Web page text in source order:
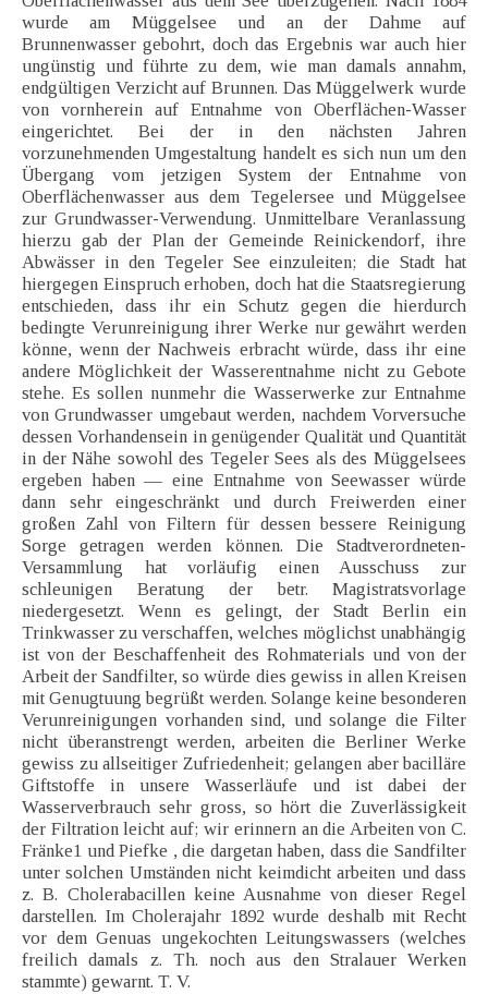
wurde am Müggelsee und an der Dahme auf
Brunnenwasser gebohrt, doch das Ergebnis war auch hier
ungünstig und führte zu dem, wie man damals annahm,
endgültigen Verzicht auf Brunnen. Das Müggelwerk wurde
von vornherein auf Entnahme von Oberflächen-Wasser
eingerichtet. Bei der in den nächsten Jahren
vorzunehmenden Umgestaltung handelt es sich nun um den
Übergang vom jetzigen System der Entnahme von
Oberflächenwasser aus dem Tegelersee und Müggelsee
zur Grundwasser-Verwendung. Unmittelbare Veranlassung
hierzu gab der Plan der Gemeinde Reinickendorf, ihre
Abwässer in den Tegeler See einzuleiten; die Stadt hat
hiergegen Einspruch erhoben, doch hat die Staatsregierung
entschieden, dass ihr ein Schutz gegen die hierdurch
bedingte Verunreinigung ihrer Werke nur gewährt werden
könne, wenn der Nachweis erbracht würde, dass ihr eine
andere Möglichkeit der Wasserentnahme nicht zu Gebote
stehe. Es sollen nunmehr die Wasserwerke zur Entnahme
von Grundwasser umgebaut werden, nachdem Vorversuche
dessen Vorhandensein in genügender Qualität und Quantität
in der Nähe sowohl des Tegeler Sees als des Müggelsees
ergeben haben — eine Entnahme von Seewasser würde
dann sehr eingeschränkt und durch Freiwerden einer
großen Zahl von Filtern für dessen bessere Reinigung
Sorge getragen werden können. Die Stadtverordneten-
Versammlung hat vorläufig einen Ausschuss zur
schleunigen Beratung der betr. Magistratsvorlage
niedergesetzt. Wenn es gelingt, der Stadt Berlin ein
Trinkwasser zu verschaffen, welches möglichst unabhängig
ist von der Beschaffenheit des Rohmaterials und von der
Arbeit der Sandfilter, so würde dies gewiss in allen Kreisen
mit Genugtuung begrüßt werden. Solange keine besonderen
Verunreinigungen vorhanden sind, und solange die Filter
nicht überanstrengt werden, arbeiten die Berliner Werke
gewiss zu allseitiger Zufriedenheit; gelangen aber bacilläre
Giftstoffe in unsere Wasserläufe und ist dabei der
Wasserverbrauch sehr gross, so hört die Zuverlässigkeit
der Filtration leicht auf; wir erinnern an die Arbeiten von C.
Fränke1 und Piefke , die dargetan haben, dass die Sandfilter
unter solchen Umständen nicht keimdicht arbeiten und dass
z. B. Cholerabacillen keine Ausnahme von dieser Regel
darstellen. Im Cholerajahr 1892 wurde deshalb mit Recht
vor dem Genuas ungekochten Leitungswassers (welches
freilich damals z. Th. noch aus den Stralauer Werken
stammte) gewarnt. T. V.